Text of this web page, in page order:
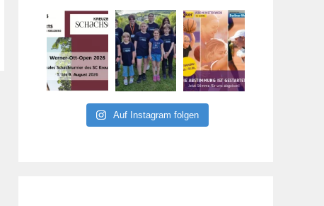
Auf Instagram folgen